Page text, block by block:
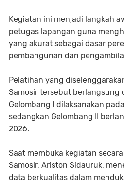
Kegiatan ini menjadi langkah
petugas lapangan guna
yang akurat sebagai dasar
pembangunan dan
Pelatihan yang
Samosir tersebut berlangsung
Gelombang I dilaksanakan
sedangkan Gelombang II
2026.
Saat membuka kegiatan
Samosir, Ariston Sidauruk,
data berkualitas dalam